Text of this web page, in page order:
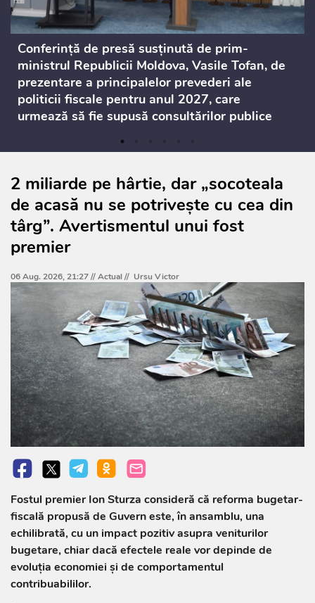
Conferință de presă susținută de prim-
ministrul Republicii Moldova, Vasile Tofan, de
prezentare a principalelor prevederi ale
politicii fiscale pentru anul 2027, care
urmează să fie supusă consultărilor publice
2 miliarde pe hârtie, dar „socoteala
de acasă nu se potrivește cu cea din
târg”. Avertismentul unui fost
premier
06 Aug. 2026, 21:27 //Actual// Ursu Victor
Fostul premier Ion Sturza consideră că reforma bugetar-
fiscală propusă de Guvern este, în ansamblu, una
echilibrată, cu un impact pozitiv asupra veniturilor
bugetare, chiar dacă efectele reale vor depinde de
evoluția economiei și de comportamentul
contribuabililor.